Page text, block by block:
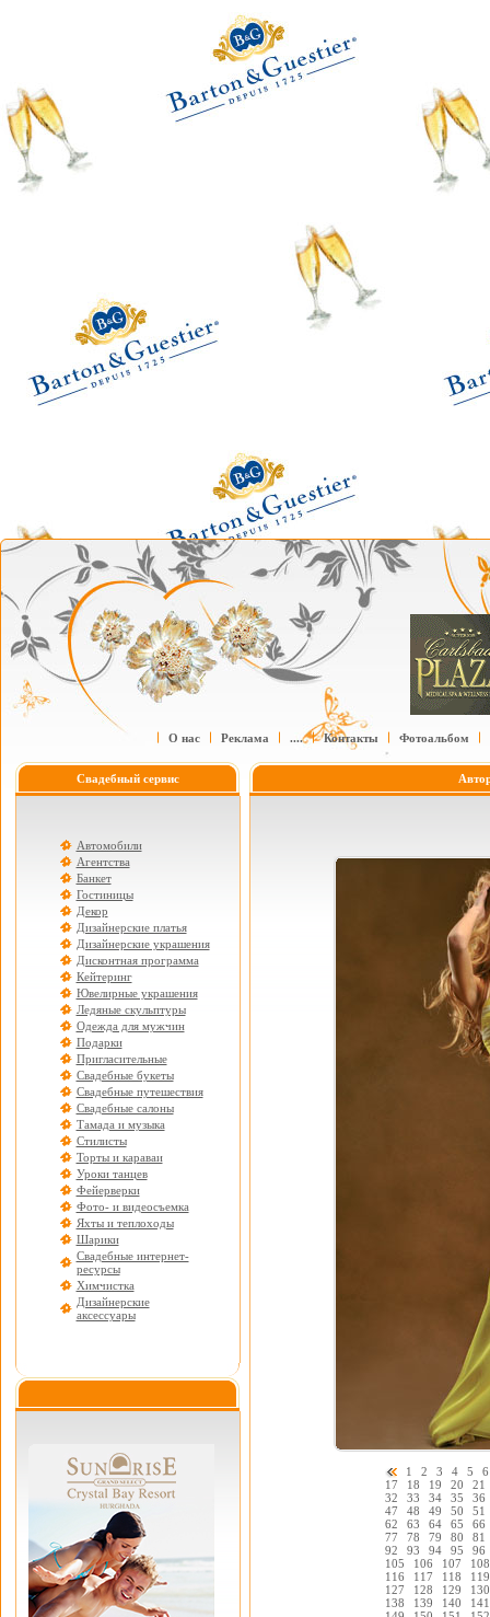
О нас Реклама .... Контакты Фотоальбом
Свадебный сервис
Автомобили
Агентства
Банкет
Гостиницы
Декор
Дизайнерские платья
Дизайнерские украшения
Дисконтная программа
Кейтеринг
Ювелирные украшения
Ледяные скульптуры
Одежда для мужчин
Подарки
Пригласительные
Свадебные букеты
Свадебные путешествия
Свадебные салоны
Тамада и музыка
Стилисты
Торты и караваи
Уроки танцев
Фейерверки
Фото- и видеосъемка
Яхты и теплоходы
Шарики
Свадебные интернет-
ресурсы
Химчистка
Дизайнерские
аксессуары
1 2 3 4 5
6
17
18 19 20
21
32
33 34 35
36
47
48 49 50
51
62
63 64 65
66
77
78 79 80
81
92
93 94 95
96
105
106 107
108
116
117 118
119
127
128 129
130
138
139 140
141